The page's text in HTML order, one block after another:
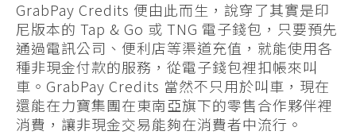
GrabPay Credits 便由此而生，說穿了其實是印
尼版本的 Tap & Go 或 TNG 電子錢包，只要預先
通過電訊公司、便利店等渠道充值，就能使用各
種非現金付款的服務，從電子錢包裡扣帳來叫
車。GrabPay Credits 當然不只用於叫車，現在
還能在力寶集團在東南亞旗下的零售合作夥伴裡
消費，讓非現金交易能夠在消費者中流行。